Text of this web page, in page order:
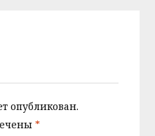
опубликован.
*